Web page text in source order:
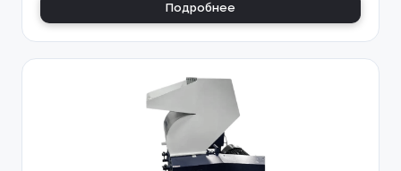
Подробнее